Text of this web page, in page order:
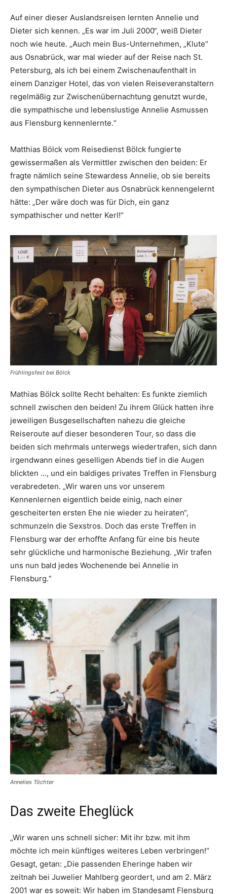
Auf einer dieser Auslandsreisen lernten Annelie und
Dieter sich kennen. „Es war im Juli 2000“, weiß Dieter
noch wie heute. „Auch mein Bus-Unternehmen, „Klute“
aus Osnabrück, war mal wieder auf der Reise nach St.
Petersburg, als ich bei einem Zwischenaufenthalt in
einem Danziger Hotel, das von vielen Reiseveranstaltern
regelmäßig zur Zwischenübernachtung genutzt wurde,
die sympathische und lebenslustige Annelie Asmussen
aus Flensburg kennenlernte.“
Matthias Bölck vom Reisedienst Bölck fungierte
gewissermaßen als Vermittler zwischen den beiden: Er
fragte nämlich seine Stewardess Annelie, ob sie bereits
den sympathischen Dieter aus Osnabrück kennengelernt
hätte: „Der wäre doch was für Dich, ein ganz
sympathischer und netter Kerl!“
Frühlingsfest bei Bölck
Mathias Bölck sollte Recht behalten: Es funkte ziemlich
schnell zwischen den beiden! Zu ihrem Glück hatten ihre
jeweiligen Busgesellschaften nahezu die gleiche
Reiseroute auf dieser besonderen Tour, so dass die
beiden sich mehrmals unterwegs wiedertrafen, sich dann
irgendwann eines geselligen Abends tief in die Augen
blickten …, und ein baldiges privates Treffen in Flensburg
verabredeten. „Wir waren uns vor unserem
Kennenlernen eigentlich beide einig, nach einer
gescheiterten ersten Ehe nie wieder zu heiraten“,
schmunzeln die Sexstros. Doch das erste Treffen in
Flensburg war der erhoffte Anfang für eine bis heute
sehr glückliche und harmonische Beziehung. „Wir trafen
uns nun bald jedes Wochenende bei Annelie in
Flensburg.“
Annelies Töchter
Das zweite Eheglück
„Wir waren uns schnell sicher: Mit ihr bzw. mit ihm
möchte ich mein künftiges weiteres Leben verbringen!“
Gesagt, getan: „Die passenden Eheringe haben wir
zeitnah bei Juwelier Mahlberg geordert, und am 2. März
2001 war es soweit: Wir haben im Standesamt Flensburg